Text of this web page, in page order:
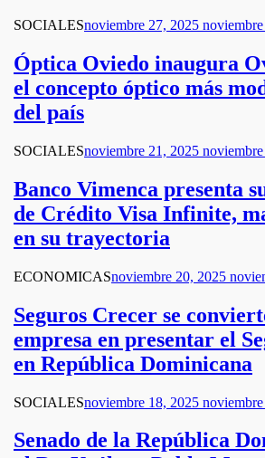
SOCIALESnoviembre 27, 2025
Óptica Oviedo inaugura
el concepto óptico más
del país
SOCIALESnoviembre 21, 2025
Banco Vimenca presenta
de Crédito Visa Infinite,
en su trayectoria
ECONOMICASnoviembre 20, 2025
Seguros Crecer se
empresa en presentar el
en República Dominicana
SOCIALESnoviembre 18, 2025
Senado de la República